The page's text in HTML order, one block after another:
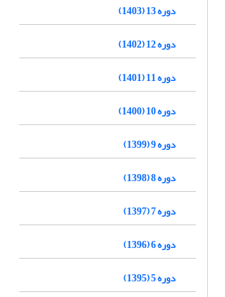
دوره 13 (1403)
دوره 12 (1402)
دوره 11 (1401)
دوره 10 (1400)
دوره 9 (1399)
دوره 8 (1398)
دوره 7 (1397)
دوره 6 (1396)
دوره 5 (1395)